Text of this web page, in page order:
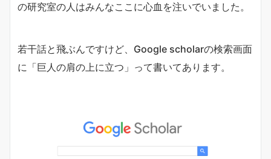
の研究室の人はみんなここに心血を注いでいました。
若干話と飛ぶんですけど、Google scholarの検索画面
に「巨人の肩の上に立つ」って書いてあります。